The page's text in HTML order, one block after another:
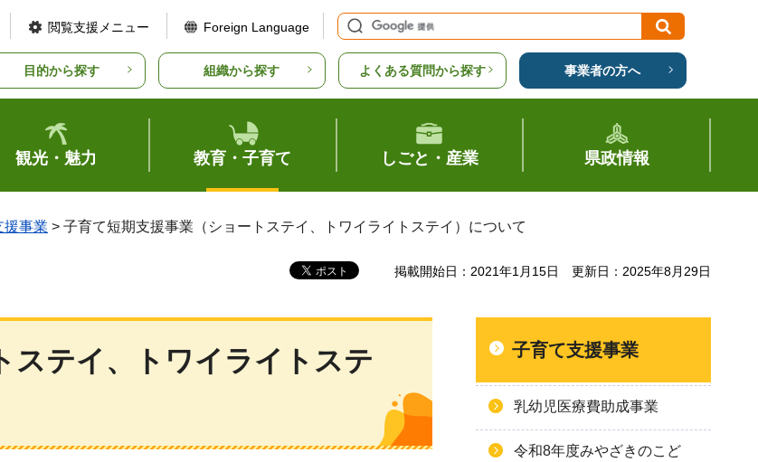
閲覧支援メニュー Foreign Language
目的から探す 組織から探す よくある質問から探す 事業者の方へ
観光・魅力 教育・子育て しごと・産業 県政情報
援事業 > 子育て短期支援事業（ショートステイ、トワイライトステイ）について
掲載開始日：2021年1月15日 更新日：2025年8月29日
ステイ、トワイライトステ
子育て支援事業
乳幼児医療費助成事業
令和8年度みやざきのこど